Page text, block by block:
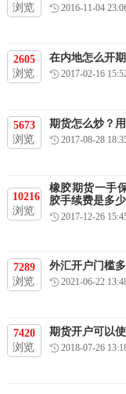
浏览
2016-11-04
2605
浏览
在内地怎么开
2017-02-16
5673
浏览
期货怎么炒？
2017-08-28
10216
浏览
橡胶期货一手
胶手续费是多少
2017-12-26
7289
浏览
外汇开户门槛
2021-06-22
7420
浏览
期货开户可以
2018-07-26